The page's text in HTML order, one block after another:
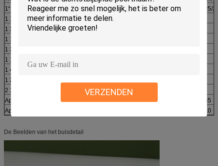
VERZENDEN
1“
25mm
1 25/
1 1/8“
28mm
1 3/16“
30mm
1 1/4“
1 3/8“
1 1/2“
1 4/7“
1 28/29“
2 11/30“
Approx.vol.fl.oz.
0.14 0.25
0.35
Approx.vol.grams.
10.0
De Beelden van het buisdetail